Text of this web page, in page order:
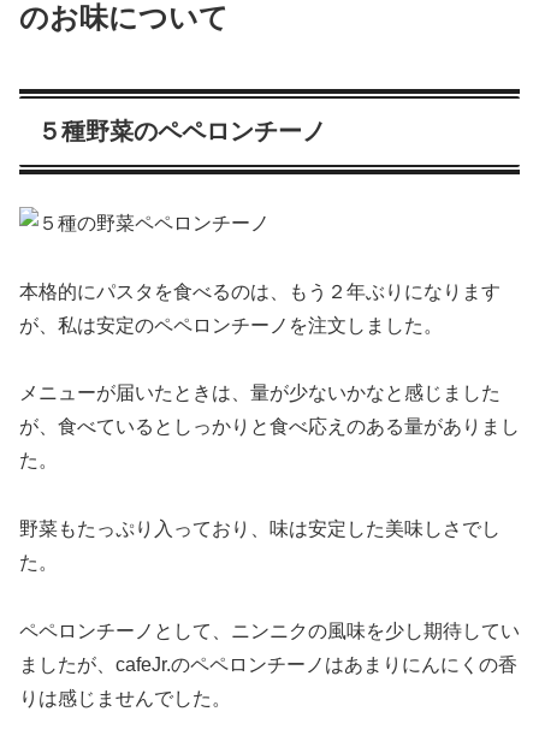
のお味について
５種野菜のペペロンチーノ
本格的にパスタを食べるのは、もう２年ぶりになります
が、私は安定のペペロンチーノを注文しました。
メニューが届いたときは、量が少ないかなと感じました
が、食べているとしっかりと食べ応えのある量がありまし
た。
野菜もたっぷり入っており、味は安定した美味しさでし
た。
ペペロンチーノとして、ニンニクの風味を少し期待してい
ましたが、cafeJr.のペペロンチーノはあまりにんにくの香
りは感じませんでした。